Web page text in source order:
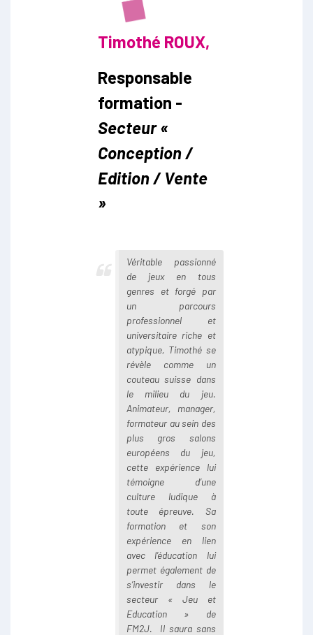
Timothé ROUX,
Responsable
formation -
Secteur «
Conception /
Edition / Vente
»
Véritable passionné
de jeux en tous
genres et forgé par
un parcours
professionnel et
universitaire riche et
atypique, Timothé se
révèle comme un
couteau suisse dans
le milieu du jeu.
Animateur, manager,
formateur au sein des
plus gros salons
européens du jeu,
cette expérience lui
témoigne d’une
culture ludique à
toute épreuve. Sa
formation et son
expérience en lien
avec l’éducation lui
permet également de
s’investir dans le
secteur « Jeu et
Education » de
FM2J. Il saura sans